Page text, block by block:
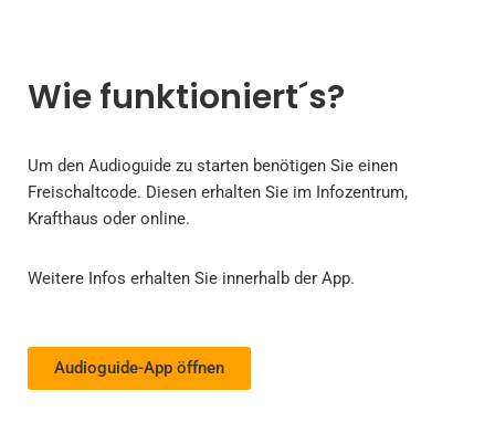
Wie funktioniert´s?
Um den Audioguide zu starten benötigen Sie einen
Freischaltcode. Diesen erhalten Sie im Infozentrum,
Krafthaus oder online.
Weitere Infos erhalten Sie innerhalb der App.
Audioguide-App öffnen